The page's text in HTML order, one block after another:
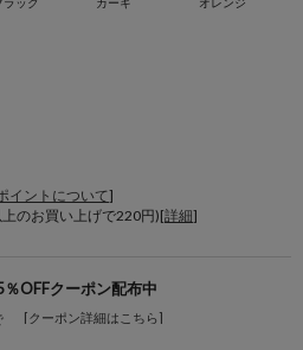
イントについて]
のお買い上げで220円)[詳細]
％OFFクーポン配布中
[クーポン詳細はこちら]